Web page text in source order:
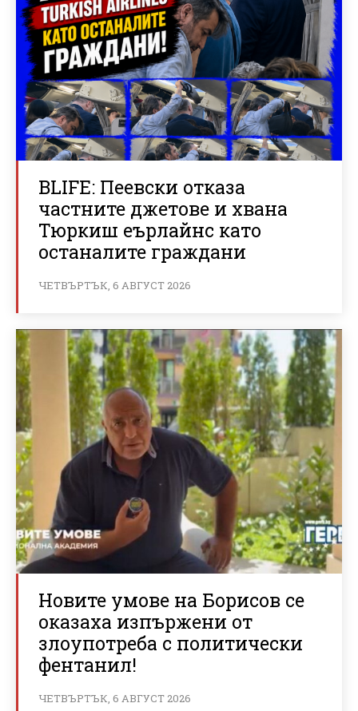
BLIFE: Пеевски отказа
частните джетове и хвана
Тюркиш еърлайнс като
останалите граждани
ЧЕТВЪРТЪК, 6 АВГУСТ 2026
Новите умове на Борисов се
оказаха изпържени от
злоупотреба с политически
фентанил!
ЧЕТВЪРТЪК, 6 АВГУСТ 2026